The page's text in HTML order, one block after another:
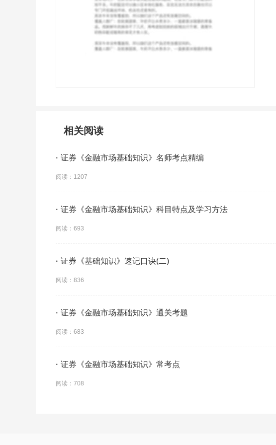
相关阅读
· 证券《金融市场基础知识》名师考点精编
阅读：1207
· 证券《金融市场基础知识》科目特点及学习方法
阅读：693
· 证券《基础知识》速记口诀(二)
阅读：836
· 证券《金融市场基础知识》通关考题
阅读：683
· 证券《金融市场基础知识》常考点
阅读：708